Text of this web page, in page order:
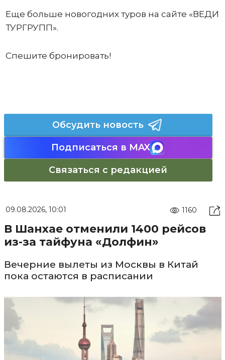
Еще больше новогодних туров на сайте «ВЕДИ
ТУРГРУПП».
Спешите бронировать!
Обсудить новость
Подписаться в MAX
Связаться с редакцией
09.08.2026, 10:01 1160
В Шанхае отменили 1400 рейсов
из-за тайфуна «Долфин»
Вечерние вылеты из Москвы в Китай
пока остаются в расписании